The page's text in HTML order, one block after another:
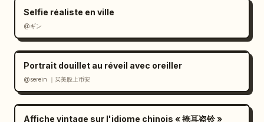
Selfie réaliste en ville
@ギン
Portrait douillet au réveil avec oreiller
@serein ｜买美股上币安
Affiche vintage sur l'idiome chinois « 掩耳盗铃 »